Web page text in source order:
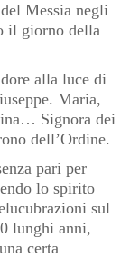
Messia negli
il giorno della
alla luce di
Maria,
Signora dei
dell’Ordine.
pari per
lo spirito
sul
lunghi anni,
certa